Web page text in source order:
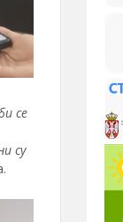
се
су